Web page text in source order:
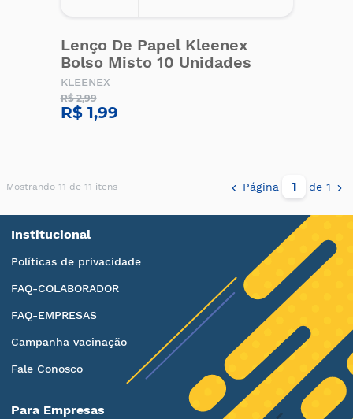
Lenço De Papel Kleenex
Bolso Misto 10 Unidades
KLEENEX
R$ 2,99
R$ 1,99
Mostrando 11 de 11 itens Página de 1
Institucional
Políticas de privacidade
FAQ-COLABORADOR
FAQ-EMPRESAS
Campanha vacinação
Fale Conosco
Para Empresas